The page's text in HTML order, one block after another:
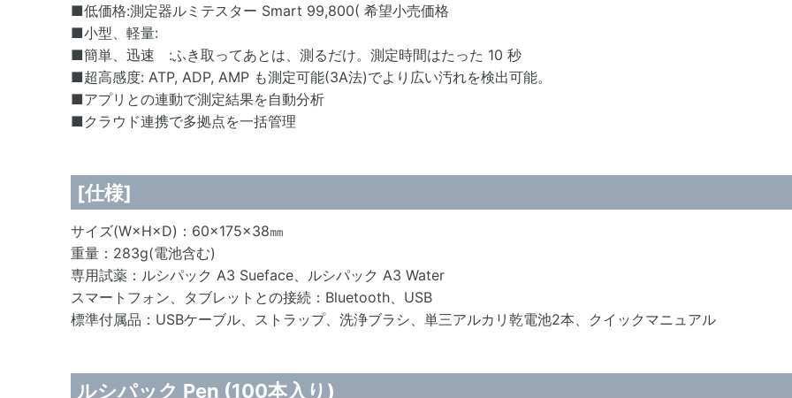
■低価格:測定器ルミテスター Smart 99,800( 希望小売価格
■小型、軽量:
■簡単、迅速 :ふき取ってあとは、測るだけ。測定時間はたった 10 秒
■超高感度: ATP, ADP, AMP も測定可能(3A法)でより広い汚れを検出可能。
■アプリとの連動で測定結果を自動分析
■クラウド連携で多拠点を一括管理
[仕様]
サイズ(W×H×D)：60×175×38㎜
重量：283g(電池含む)
専用試薬：ルシパック A3 Sueface、ルシパック A3 Water
スマートフォン、タブレットとの接続：Bluetooth、USB
標準付属品：USBケーブル、ストラップ、洗浄ブラシ、単三アルカリ乾電池2本、クイックマニュアル
ルシパック Pen (100本入り)